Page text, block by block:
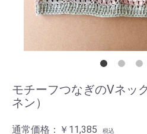
モチーフつなぎのVネッ
ネン）
通常価格： ￥11,385 税込